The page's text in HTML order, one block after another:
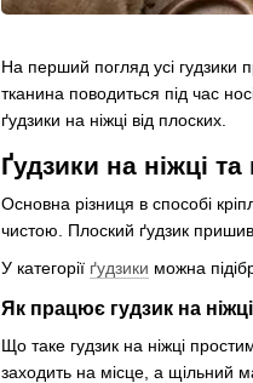
На перший погляд усі гудзики
тканина поводиться під час
ґудзики на ніжці від плоских.
Ґудзики на ніжці
Основна різниця в способі
чистою. Плоский ґудзик
У категорії ґудзики можна
Як працює гудзик на ніжці
Що таке гудзик на ніжці
заходить на місце, а щільний